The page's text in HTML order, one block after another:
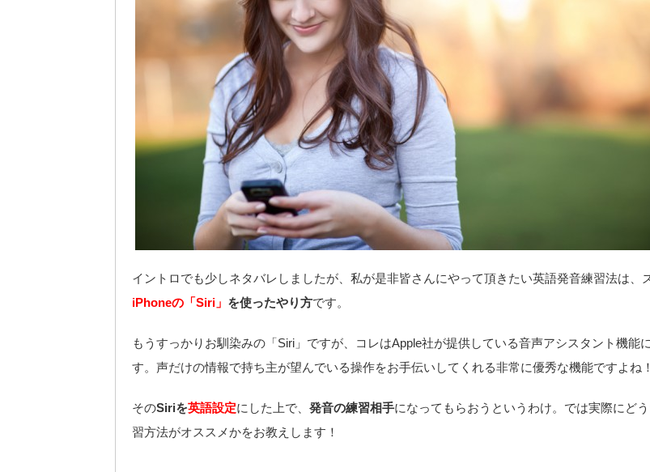
イントロでも少しネタバレしましたが、私が是非皆さんにやって頂きたい英語発音練習法は、
iPhoneの「Siri」 を使ったやり方です。
もうすっかりお馴染みの「Siri」ですが、コレはApple社が提供している音声アシスタント機能
す。声だけの情報で持ち主が望んでいる操作をお手伝いしてくれる非常に優秀な機能ですよね！
そのSiriを英語設定にした上で、 発音の練習相手になってもらおうというわけ。では実際にど
習方法がオススメかをお教えします！